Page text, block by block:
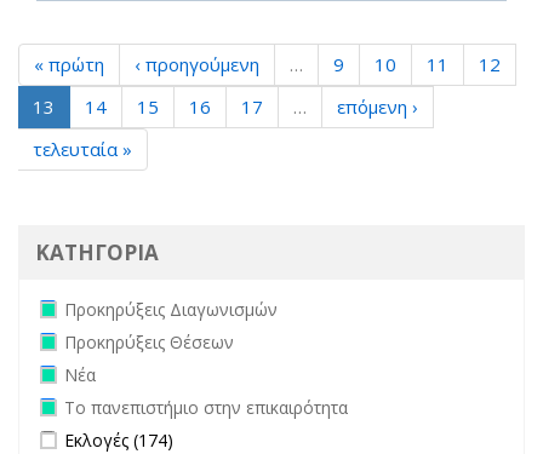
« πρώτη ‹ προηγούμενη … 9 10 11
12
13
14 15 16 17 …
επόμενη ›
τελευταία »
ΚΑΤΗΓΟΡΙΑ
Remove Προκηρύξεις Διαγωνισμών filter
Προκηρύξεις Διαγωνισμών
Remove Προκηρύξεις Θέσεων filter
Προκηρύξεις Θέσεων
Remove Νέα filter
Νέα
Remove Το πανεπιστήμιο στην επικαιρότητα filter
Το πανεπιστήμιο στην επικαιρότητα
Apply Εκλογές filter
Εκλογές (174)